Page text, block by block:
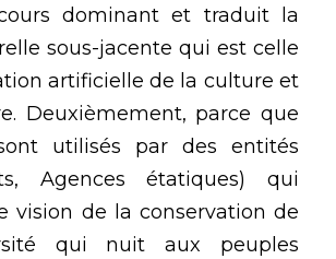
dominant et traduit la
sous-jacente qui est celle
artificielle de la culture et
Deuxièmement, parce que
utilisés par des entités
Agences étatiques) qui
vision de la conservation de
qui nuit aux peuples